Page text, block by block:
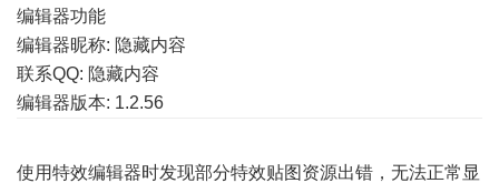
编辑器功能
编辑器昵称: 隐藏内容
联系QQ: 隐藏内容
编辑器版本: 1.2.56
使用特效编辑器时发现部分特效贴图资源出错，无法正常显